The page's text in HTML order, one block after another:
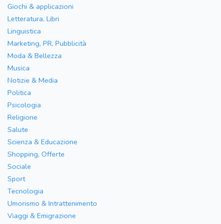
Giochi & applicazioni
Letteratura, Libri
Linguistica
Marketing, PR, Pubblicità
Moda & Bellezza
Musica
Notizie & Media
Politica
Psicologia
Religione
Salute
Scienza & Educazione
Shopping, Offerte
Sociale
Sport
Tecnologia
Umorismo & Intrattenimento
Viaggi & Emigrazione